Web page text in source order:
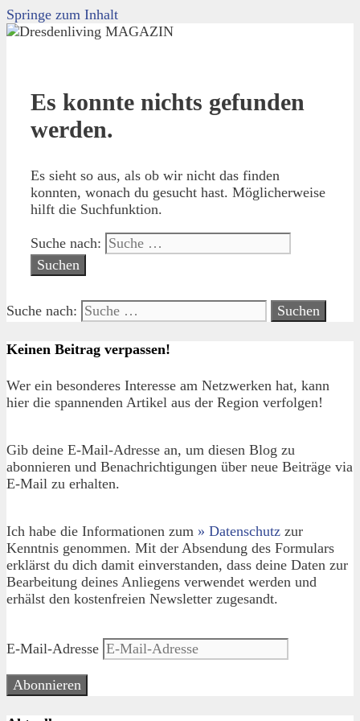
Springe zum Inhalt
Es konnte nichts gefunden
werden.
Es sieht so aus, als ob wir nicht das finden
konnten, wonach du gesucht hast. Möglicherweise
hilft die Suchfunktion.
Suche nach:
Suche nach:
Keinen Beitrag verpassen!
Wer ein besonderes Interesse am Netzwerken hat, kann
hier die spannenden Artikel aus der Region verfolgen!
Gib deine E-Mail-Adresse an, um diesen Blog zu
abonnieren und Benachrichtigungen über neue Beiträge via
E-Mail zu erhalten.
Ich habe die Informationen zum » Datenschutz zur
Kenntnis genommen. Mit der Absendung des Formulars
erklärst du dich damit einverstanden, dass deine Daten zur
Bearbeitung deines Anliegens verwendet werden und
erhälst den kostenfreien Newsletter zugesandt.
E-Mail-Adresse
Abonnieren